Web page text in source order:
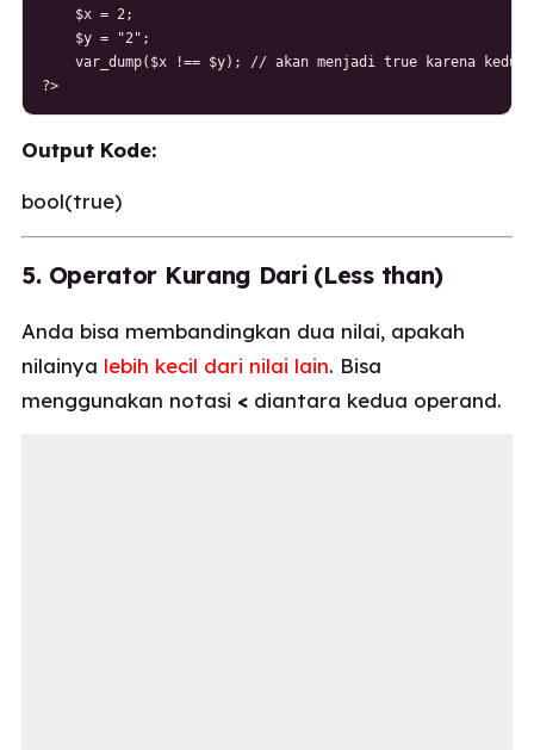
    $x = 2;
    $y = "2";
var_dump($x !== $y); // akan menjadi true karena
?>
Output Kode:
bool(true)
5. Operator Kurang Dari (Less than)
Anda bisa membandingkan dua nilai, apakah
nilainya lebih kecil dari nilai lain. Bisa
menggunakan notasi < diantara kedua operand.